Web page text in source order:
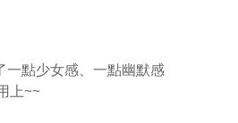
點少女感、一點幽默感
上~~